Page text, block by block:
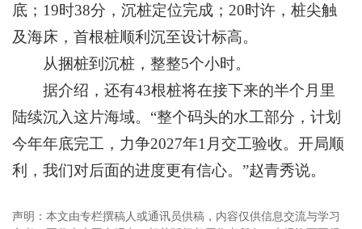
底；19时38分，沉桩定位完成；20时许，桩尖触
及海床，首根桩顺利沉至设计标高。
从捆桩到沉桩，整整5个小时。
据介绍，还有43根桩将在接下来的半个月里
陆续沉入这片海域。“整个码头的水工部分，计划
今年年底完工，力争2027年1月交工验收。开局顺
利，我们对后面的进度更有信心。”赵青秀说。
声明：本文由专栏撰稿人或通讯员供稿，内容仅供信息交流与学习